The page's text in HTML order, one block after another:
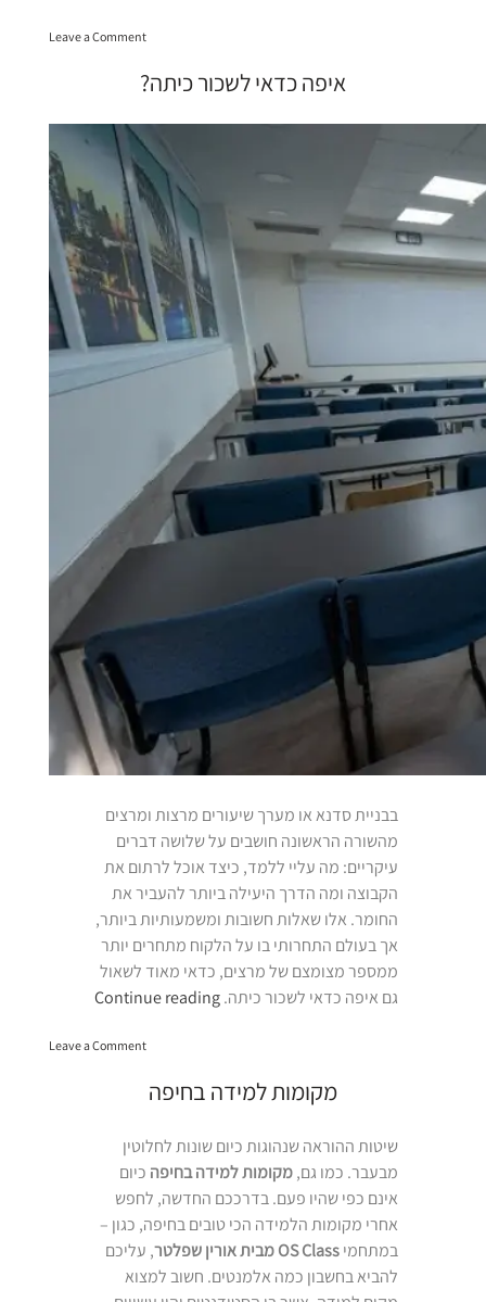
Leave a Commenton
להשכרה
בירושלים
איפה כדאי לשכור כיתה?
בבניית סדנא או מערך שיעורים מרצות ומרצים
מהשורה הראשונה חושבים על שלושה דברים
עיקריים: מה עליי ללמד, כיצד אוכל לרתום את
הקבוצה ומה הדרך היעילה ביותר להעביר את
החומר. אלו שאלות חשובות ומשמעותיות ביותר,
אך בעולם התחרותי בו על הלקוח מתחרים יותר
ממספר מצומצם של מרצים, כדאי מאוד לשאול
גם איפה כדאי לשכור כיתה. Continue reading“איפה
לשכור
Leave a Commenton
לשכור
מקומות למידה בחיפה
שיטות ההוראה שנהוגות כיום שונות לחלוטין
מבעבר. כמו גם, מקומות למידה בחיפה כיום
אינם כפי שהיו פעם. בדרככם החדשה, לחפש
אחרי מקומות הלמידה הכי טובים בחיפה, כגון –
במתחמי OS Class מבית אורין שפלטר
, עליכם
להביא בחשבון כמה אלמנטים. חשוב למצוא